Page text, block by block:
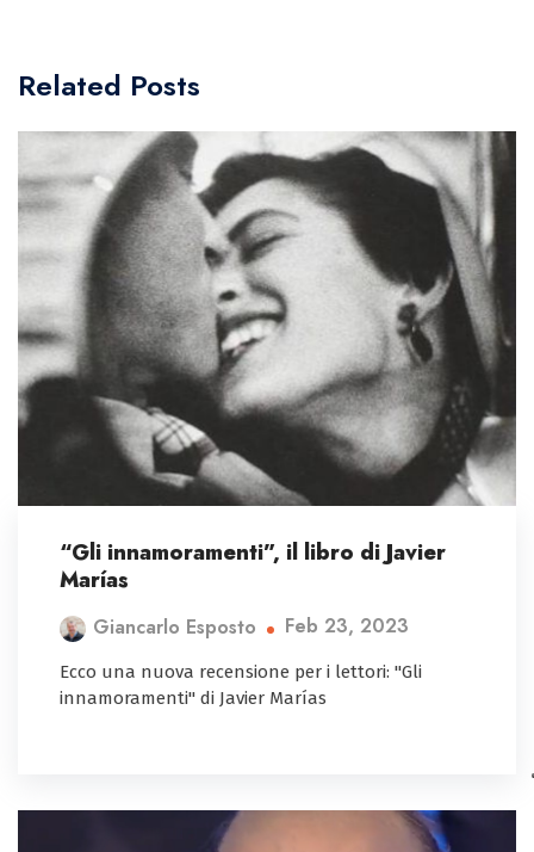
Related Posts
“Gli innamoramenti”, il libro di Javier
Marías
Giancarlo Esposto Feb 23, 2023
Ecco una nuova recensione per i lettori: "Gli
innamoramenti" di Javier Marías